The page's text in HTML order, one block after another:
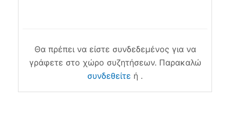
Θα πρέπει να είστε συνδεδεμένος για να
γράφετε στο χώρο συζητήσεων. Παρακαλώ
συνδεθείτε ή .